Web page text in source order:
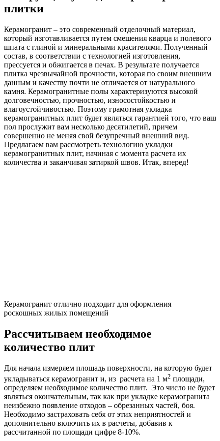
плитки
Керамогранит – это современный отделочный материал,
который изготавливается путем смешения кварца и полевого
шпата с глиной и минеральными красителями. Полученный
состав, в соответствии с технологией изготовления,
прессуется и обжигается в печах. В результате получается
плитка чрезвычайной прочности, которая по своим внешним
данным и качеству почти не отличается от натурального
камня. Керамогранитные полы характеризуются высокой
долговечностью, прочностью, износостойкостью и
влагоустойчивостью. Поэтому грамотная укладка
керамогранитных плит будет являться гарантией того, что ваш
пол прослужит вам несколько десятилетий, причем
совершенно не меняя свой безупречный внешний вид.
Предлагаем вам рассмотреть технологию укладки
керамогранитных плит, начиная с момента расчета их
количества и заканчивая затиркой швов. Итак, вперед!
Керамогранит отлично подходит для оформления
роскошных жилых помещений
Рассчитываем необходимое
количество плит
Для начала измеряем площадь поверхности, на которую будет
укладываться керамогранит и, из расчета на 1 м2 площади,
определяем необходимое количество плит. Это число не будет
являться окончательным, так как при укладке керамогранита
неизбежно появление отходов – обрезанных частей, боя.
Необходимо застраховать себя от этих неприятностей и
дополнительно включить их в расчеты, добавив к
рассчитанной по площади цифре 8-10%.